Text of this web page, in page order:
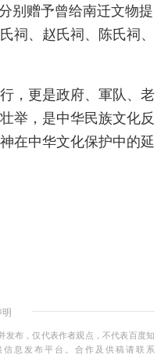
别赠予曾给南迁文物提
祠、赵氏祠、陈氏祠、
，更是政府、軍队、老
举，是中华民族文化反
在中华文化保护中的延
发布，仅代表作者观点，不代表百度知
息发布平台。合作及供稿请联系